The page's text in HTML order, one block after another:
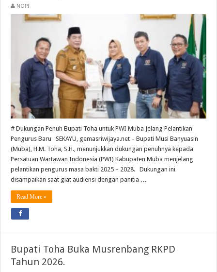
NOPI
# Dukungan Penuh Bupati Toha untuk PWI Muba Jelang Pelantikan
Pengurus Baru SEKAYU, gemasriwijaya.net – Bupati Musi Banyuasin
(Muba), H.M. Toha, S.H., menunjukkan dukungan penuhnya kepada
Persatuan Wartawan Indonesia (PWI) Kabupaten Muba menjelang
pelantikan pengurus masa bakti 2025 – 2028. Dukungan ini
disampaikan saat giat audiensi dengan panitia …
Read More »
Bupati Toha Buka Musrenbang RKPD
Tahun 2026.